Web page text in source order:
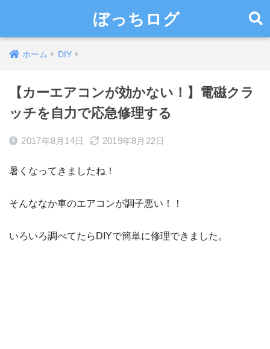
ぼっちログ
ホーム DIY
【カーエアコンが効かない！】電磁クラ
ッチを自力で応急修理する
2017年8月14日 2019年8月22日
暑くなってきましたね！
そんななか車のエアコンが調子悪い！！
いろいろ調べてたらDIYで簡単に修理できました。